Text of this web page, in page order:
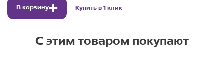
В корзину Купить в 1 клик
С этим товаром покупают